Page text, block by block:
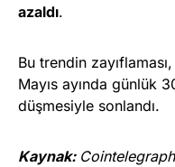
azaldı.
Bu trendin
Mayıs ayında günlük
düşmesiyle sonlandı.
Kaynak: Cointelegraph